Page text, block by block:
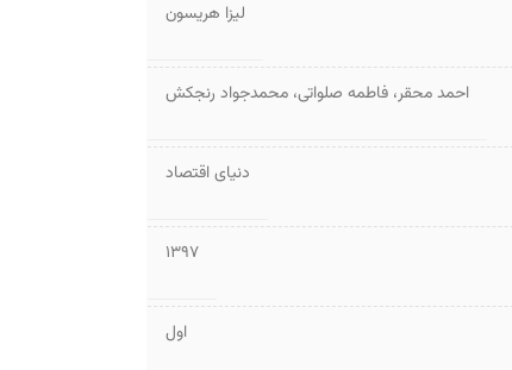
لیزا هریسون
احمد محقر،فاطمه صلواتی،محمدجواد رنجکش
دنیای اقتصاد
1397
اول